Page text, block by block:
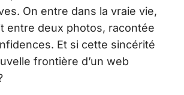
On entre dans la vraie vie,
entre deux photos, racontée
Et si cette sincérité
frontière d’un web